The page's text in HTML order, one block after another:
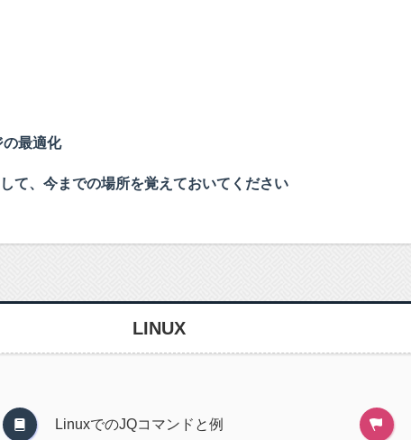
最適化
て、今までの場所を覚えておいてください
LINUX
LinuxでのJQコマンドと例